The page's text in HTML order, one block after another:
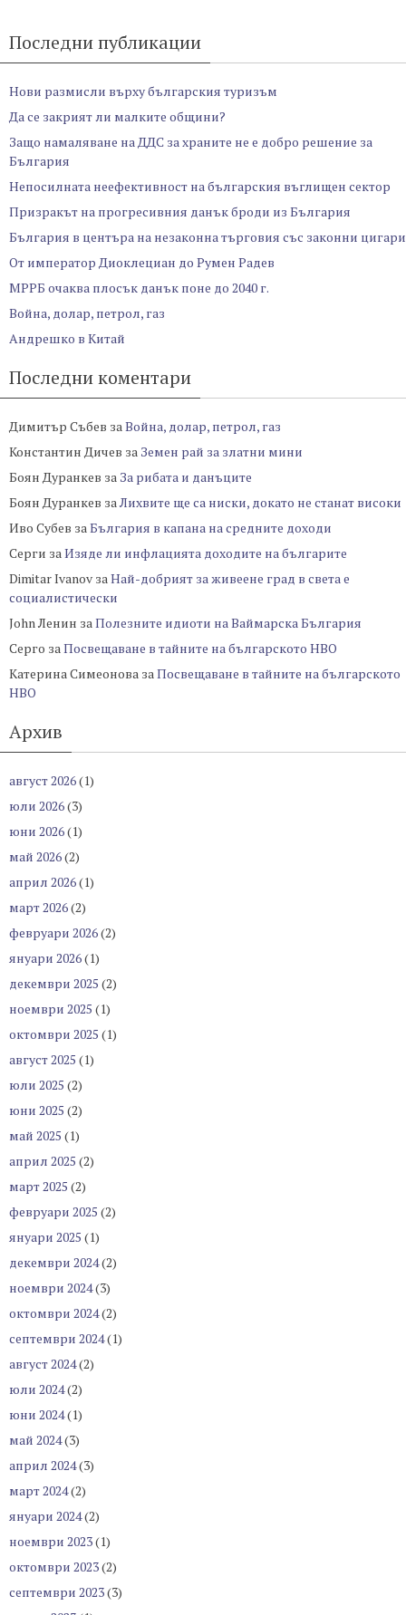
Последни публикации
Нови размисли върху българския туризъм
Да се закрият ли малките общини?
Защо намаляване на ДДС за храните не е добро решение за
България
Непосилната неефективност на българския въглищен сектор
Призракът на прогресивния данък броди из България
България в центъра на незаконна търговия със законни цигари
От император Диоклециан до Румен Радев
МРРБ очаква плосък данък поне до 2040 г.
Война, долар, петрол, газ
Андрешко в Китай
Последни коментари
Димитър Събев за Война, долар, петрол, газ
Константин Дичев за Земен рай за златни мини
Боян Дуранкев за За рибата и данъците
Боян Дуранкев заЛихвите ще са ниски, докато не станат високи
Иво Субев за България в капана на средните доходи
Серги за Изяде ли инфлацията доходите на българите
Dimitar Ivanov за Най-добрият за живеене град в света е
социалистически
John Ленин за Полезните идиоти на Ваймарска България
Серго за Посвещаване в тайните на българското НВО
Катерина Симеонова за Посвещаване в тайните на българското
НВО
Архив
август 2026(1)
юли 2026(3)
юни 2026(1)
май 2026(2)
април 2026(1)
март 2026(2)
февруари 2026(2)
януари 2026(1)
декември 2025 (2)
ноември 2025 (1)
октомври 2025 (1)
август 2025 (1)
юли 2025 (2)
юни 2025 (2)
май 2025 (1)
април 2025 (2)
март 2025 (2)
февруари 2025 (2)
януари 2025 (1)
декември 2024(2)
ноември 2024(3)
октомври 2024(2)
септември 2024(1)
август 2024(2)
юли 2024(2)
юни 2024(1)
май 2024(3)
април 2024(3)
март 2024(2)
януари 2024(2)
ноември 2023(1)
октомври 2023(2)
септември 2023(3)